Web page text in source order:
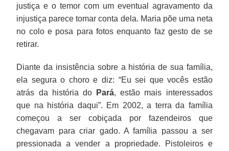
justiça e o temor com um eventual agravamento da
injustiça parece tomar conta dela. Maria põe uma neta
no colo e posa para fotos enquanto faz gesto de se
retirar.
Diante da insistência sobre a história de sua família,
ela segura o choro e diz: “Eu sei que vocês estão
atrás da história do
Pará, estão mais interessados
que na história daqui”. Em 2002, a terra da família
começou a ser cobiçada por fazendeiros que
chegavam para criar gado. A família passou a ser
pressionada a vender a propriedade. Pistoleiros e